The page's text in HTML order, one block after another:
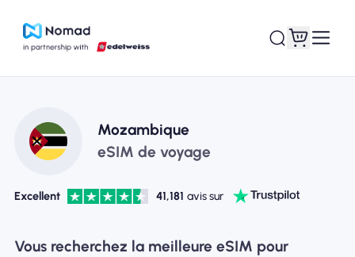
Mozambique
eSIM de voyage
Excellent 41,181 avis sur
Vous recherchez la meilleure eSIM pour